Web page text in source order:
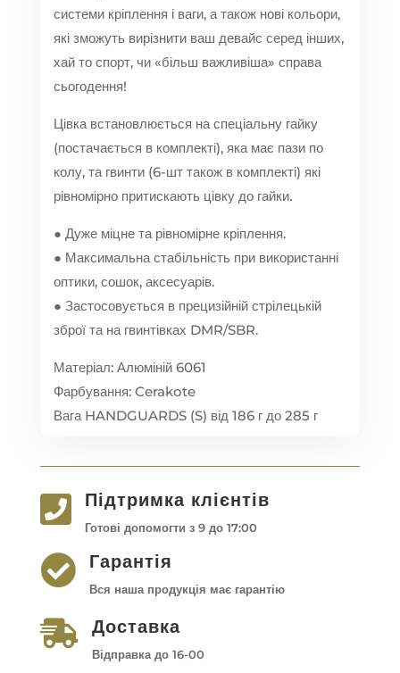
системи кріплення і ваги, а також нові кольори,
які зможуть вирізнити ваш девайс серед інших,
хай то спорт, чи «більш важливіша» справа
сьогодення!
Цівка встановлюється на спеціальну гайку
(постачається в комплекті), яка має пази по
колу, та гвинти (6-шт також в комплекті) які
рівномірно притискають цівку до гайки.
● Дуже міцне та рівномірне кріплення.
● Максимальна стабільність при використанні
оптики, сошок, аксесуарів.
● Застосовується в прецизійній стрілецькій
зброї та на гвинтівках DMR/SBR.
Матеріал: Алюміній 6061
Фарбування: Cerakote
Вага HANDGUARDS (S) від 186 г до 285 г
 Підтримка клієнтів
Готові допомогти з 9 до 17:00
 Гарантія
Вся наша продукція має гарантію
 Доставка
Відправка до 16-00